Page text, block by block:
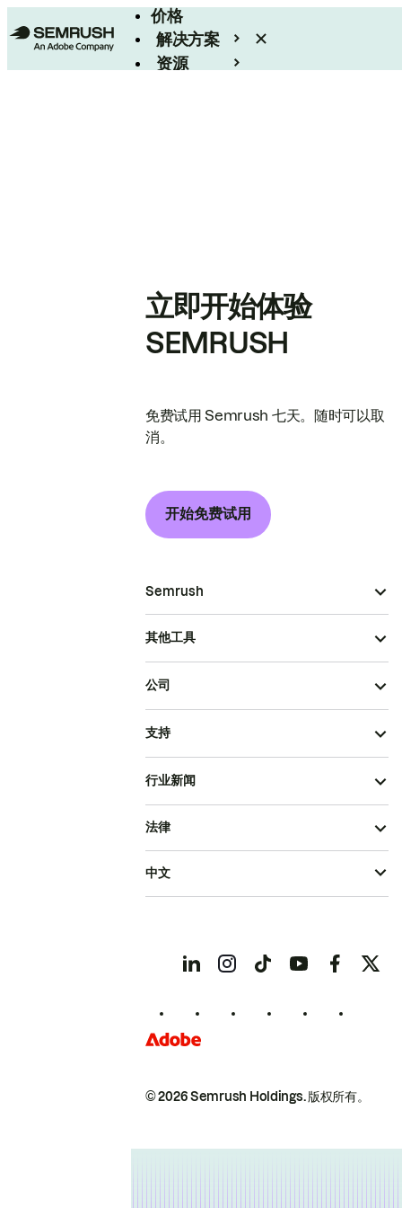
价格
解决方案
资源
立即开始体验
SEMRUSH
免费试用 Semrush 七天。随时可以取
消。
开始免费试用
Semrush
其他工具
公司
支持
行业新闻
© 2026 Semrush Holdings.版权所有。
法律
中文